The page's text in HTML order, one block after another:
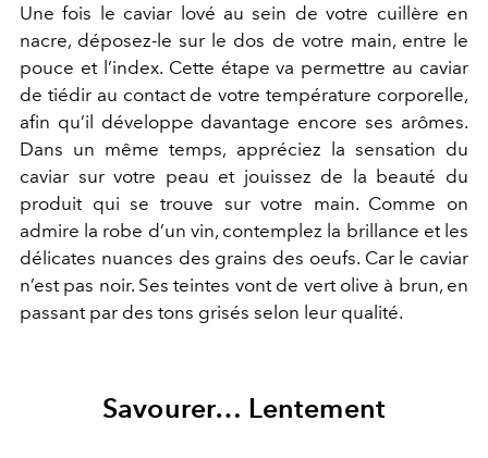
Une fois le caviar lové au sein de votre cuillère en
nacre, déposez-le sur le dos de votre main, entre le
pouce et l’index. Cette étape va permettre au caviar
de tiédir au contact de votre température corporelle,
afin qu’il développe davantage encore ses arômes.
Dans un même temps, appréciez la sensation du
caviar sur votre peau et jouissez de la beauté du
produit qui se trouve sur votre main. Comme on
admire la robe d’un vin, contemplez la brillance et les
délicates nuances des grains des oeufs. Car le caviar
n’est pas noir. Ses teintes vont de vert olive à brun, en
passant par des tons grisés selon leur qualité.
Savourer… Lentement